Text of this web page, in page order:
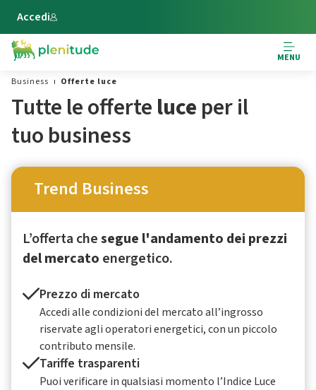
Vai al contenuto principale
Accedi
MENU
Business
Offerte luce
Tutte le offerteluceper il
tuo business
Trend Business
L’offerta chesegue l'andamento dei prezzi
del mercato energetico.
Prezzo di mercato
Accedi alle condizioni del mercato all’ingrosso
riservate agli operatori energetici, con un piccolo
contributo mensile.
Tariffe trasparenti
Puoi verificare in qualsiasi momento l’Indice Luce